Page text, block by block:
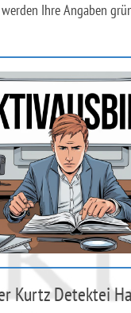
Ihre Angaben
Kurtz Detektei